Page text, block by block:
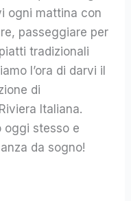
ogni mattina con
passeggiare per
tradizionali
l’ora di darvi il
di
Italiana.
oggi stesso e
da sogno!